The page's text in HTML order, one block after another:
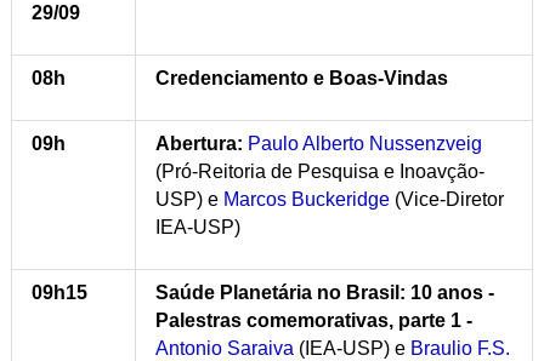
29/09
08h Credenciamento e Boas-Vindas
09h Abertura: Paulo Alberto Nussenzveig
(Pró-Reitoria de Pesquisa e Inoavção-
USP) e Marcos Buckeridge(Vice-Diretor
IEA-USP)
09h15 Saúde Planetária no Brasil: 10 anos -
Palestras comemorativas, parte 1 -
Antonio Saraiva (IEA-USP) e Braulio F.S.